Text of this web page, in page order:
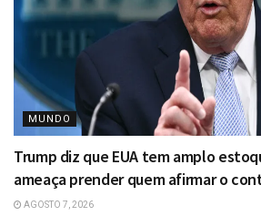
MUNDO
Trump diz que EUA tem amplo
ameaça prender quem afirmar o
AGOSTO 7, 2026